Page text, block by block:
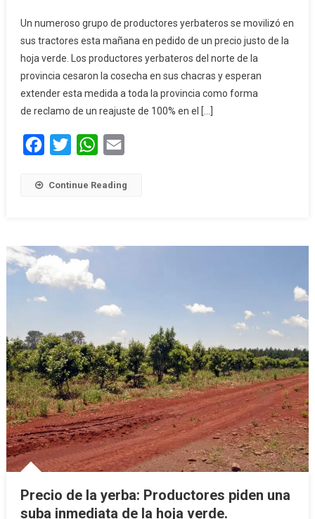
Un numeroso grupo de productores yerbateros se movilizó en
sus tractores esta mañana en pedido de un precio justo de la
hoja verde. Los productores yerbateros del norte de la
provincia cesaron la cosecha en sus chacras y esperan
extender esta medida a toda la provincia como forma
de reclamo de un reajuste de 100% en el […]
Facebook
Twitter WhatsApp
Continue Reading
Precio de la yerba: Productores piden una
suba inmediata de la hoja verde.